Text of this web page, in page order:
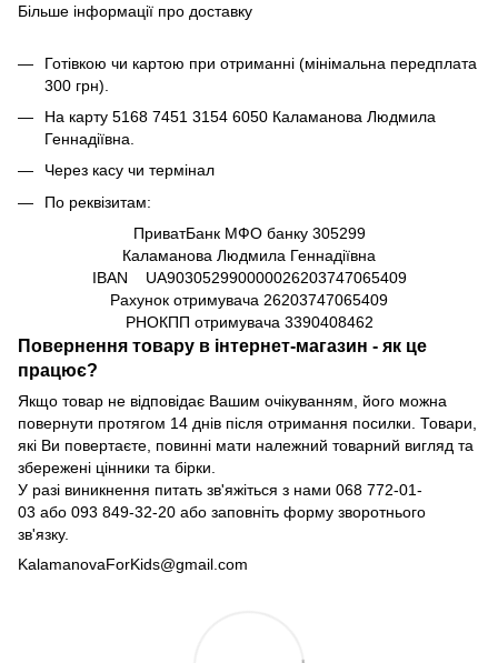
Більше інформації про доставку
Готівкою чи картою при отриманні (мінімальна передплата
300 грн).
На карту 5168 7451 3154 6050 Каламанова Людмила
Геннадіївна.
Через касу чи термінал
По реквізитам:
ПриватБанк МФО банку 305299
Каламанова Людмила Геннадіївна
IBAN UA903052990000026203747065409
Рахунок отримувача 26203747065409
РНОКПП отримувача 3390408462
Повернення товару в інтернет-магазин - як це
працює?
Якщо товар не відповідає Вашим очікуванням, його можна
повернути протягом 14 днів після отримання посилки. Товари,
які Ви повертаєте, повинні мати належний товарний вигляд та
збережені цінники та бірки.
У разі виникнення питать зв'яжіться з нами 068 772-01-
03 або 093 849-32-20 або заповніть форму зворотнього
зв'язку.
KalamanovaForKids@gmail.com